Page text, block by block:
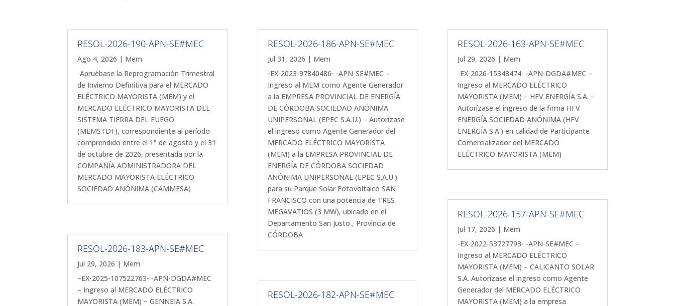
RESOL-2026-190-APN-SE#MEC
Ago 4, 2026 | Mem
-Apruébase la Reprogramación Trimestral
de Invierno Definitiva para el MERCADO
ELÉCTRICO MAYORISTA (MEM) y el
MERCADO ELÉCTRICO MAYORISTA DEL
SISTEMA TIERRA DEL FUEGO
(MEMSTDF), correspondiente al período
comprendido entre el 1° de agosto y el 31
de octubre de 2026, presentada por la
COMPAÑÍA ADMINISTRADORA DEL
MERCADO MAYORISTA ELÉCTRICO
SOCIEDAD ANÓNIMA (CAMMESA)
RESOL-2026-183-APN-SE#MEC
Jul 29, 2026 | Mem
–EX-2025-107522763- -APN-DGDA#MEC
– Ingreso al MERCADO ELÉCTRICO
MAYORISTA (MEM) – GENNEIA S.A.
RESOL-2026-186-APN-SE#MEC
Jul 31, 2026 | Mem
-EX-2023-97840486- -APN-SE#MEC –
Ingreso al MEM como Agente Generador
a la EMPRESA PROVINCIAL DE ENERGÍA
DE CÓRDOBA SOCIEDAD ANÓNIMA
UNIPERSONAL (EPEC S.A.U.) – Autorizase
el ingreso como Agente Generador del
MERCADO ELÉCTRICO MAYORISTA
(MEM) a la EMPRESA PROVINCIAL DE
ENERGÍA DE CÓRDOBA SOCIEDAD
ANÓNIMA UNIPERSONAL (EPEC S.A.U.)
para su Parque Solar Fotovoltaico SAN
FRANCISCO con una potencia de TRES
MEGAVATIOS (3 MW), ubicado en el
Departamento San Justo , Provincia de
CÓRDOBA
RESOL-2026-182-APN-SE#MEC
RESOL-2026-163-APN-SE#MEC
Jul 29, 2026 | Mem
-EX-2026-15348474- -APN-DGDA#MEC –
Ingreso al MERCADO ELÉCTRICO
MAYORISTA (MEM) – HFV ENERGÍA S.A. –
Autorízase el ingreso de la firma HFV
ENERGÍA SOCIEDAD ANÓNIMA (HFV
ENERGÍA S.A.) en calidad de Participante
Comercializador del MERCADO
ELÉCTRICO MAYORISTA (MEM)
RESOL-2026-157-APN-SE#MEC
Jul 17, 2026 | Mem
-EX-2022-53727793- -APN-SE#MEC –
Ingreso al MERCADO ELÉCTRICO
MAYORISTA (MEM) – CALICANTO SOLAR
S.A. Autorizase el ingreso como Agente
Generador del MERCADO ELÉCTRICO
MAYORISTA (MEM) a la empresa